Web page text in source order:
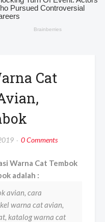
Cat
0 Comments
Warna Cat Tembok
adalah :
avian, cara
warna cat avian,
katalog warna cat